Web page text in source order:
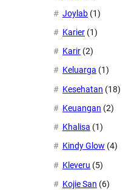
Joylab (1)
Karier (1)
Karir (2)
Keluarga (1)
Kesehatan (18)
Keuangan (2)
Khalisa (1)
Kindy Glow (4)
Kleveru (5)
Kojie San (6)